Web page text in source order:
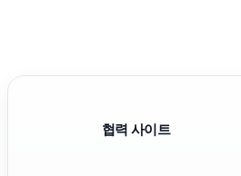
협력 사이트